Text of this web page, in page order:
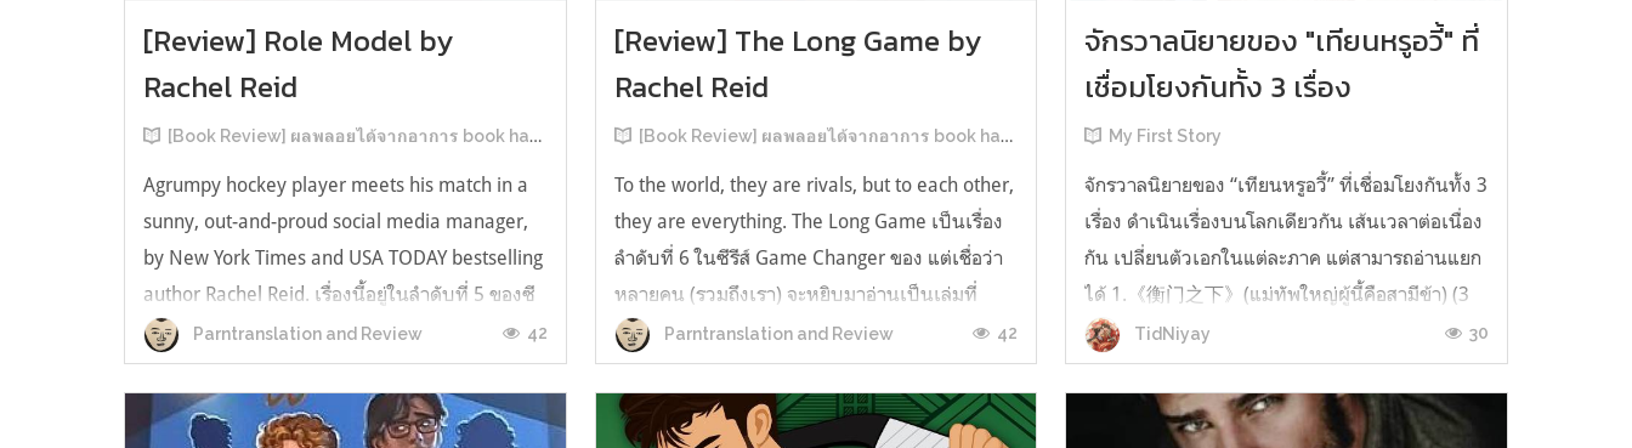
[Review] Role Model by
Rachel Reid
[Book Review] ผลพลอยได้จากอาการ book hangover หลังอ่านสารพัน MM Romance
Agrumpy hockey player meets his match in a
sunny, out-and-proud social media manager,
by New York Times and USA TODAY bestselling
author Rachel Reid. เรื่องนี้อยู่ในลำดับที่ 5 ของซี
รีส์ Game Changer แต่เป็นเรื่องที่ 3 ที่เราหยิบมา
อ่าน เพราะเห็นว่าเป็นเรื่องในไทม์ไลน์เดียวกันกับ
TheLong Game ประกอบกั...
Parntranslation and Review 42
[Review] The Long Game by
Rachel Reid
[Book Review] ผลพลอยได้จากอาการ book hangover หลังอ่านสารพัน MM Romance
To the world, they are rivals, but to each other,
they are everything. The Long Game เป็นเรื่อง
ลำดับที่ 6 ในซีรีส์ Game Changer ของ แต่เชื่อว่า
หลายคน (รวมถึงเรา) จะหยิบมาอ่านเป็นเล่มที่
2หลังจากอ่าน Heated Rivalry มา555 เรื่องย่อ:
The Long Game เล่ม Long Game นี่จะเป็น
ประมาณ2 ปีหลังจาก HR จะดำเนินเ...
Parntranslation and Review 42
จักรวาลนิยายของ "เทียนหรูอวี้" ที่
เชื่อมโยงกันทั้ง 3 เรื่อง
My First Story
จักรวาลนิยายของ “เทียนหรูอวี้” ที่เชื่อมโยงกันทั้ง 3
เรื่อง ดำเนินเรื่องบนโลกเดียวกัน เส้นเวลาต่อเนื่อง
กัน เปลี่ยนตัวเอกในแต่ละภาค แต่สามารถอ่านแยก
ได้ 1.《衡门之下》(แม่ทัพใหญ่ผู้นี้คือสามีข้า) (3
เล่มจบ) เป็นเรื่องที่เกิดก่อน เล่าเรื่องของ ฝูถิง กับ
หลี่ชีฉือ ที่ต้องแต่งงานกันก่อนจะใช้ชีวิตห่างไกล
TidNiyay 30